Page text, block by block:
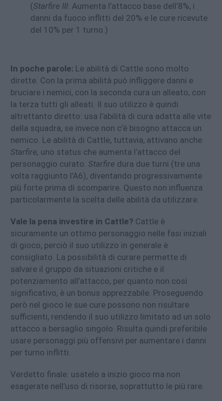
(Starfire III: Aumenta l’attacco base dell’8%, i
danni da fuoco inflitti del 20% e le cure ricevute
del 10% per 1 turno.)
In poche parole: Le abilità di Cattle sono molto
dirette. Con la prima abilità può infliggere danni e
bruciare i nemici, con la seconda cura un alleato, con
la terza tutti gli alleati. Il suo utilizzo è quindi
altrettanto diretto: usa l’abilità di cura adatta alle vite
della squadra, se invece non c’è bisogno attacca un
nemico. Le abilità di Cattle, tuttavia, attivano anche
Starfire, uno status che aumenta l’attacco del
personaggio curato. Starfire dura due turni (tre una
volta raggiunto l’A6), diventando progressivamente
più forte prima di scomparire. Questo non influenza
particolarmente la scelta delle abilità da utilizzare.
Vale la pena investire in Cattle? Cattle è
sicuramente un ottimo personaggio nelle fasi iniziali
di gioco, perciò il suo utilizzo in generale è
consigliato. La possibilità di curare permette di
salvare il gruppo da situazioni critiche e il
potenziamento all’attacco, per quanto non così
significativo, è un bonus apprezzabile. Proseguendo
però nel gioco le sue cure possono non risultare
sufficienti, rendendo il suo utilizzo limitato ad un solo
attacco a bersaglio singolo. Risulta quindi preferibile
usare personaggi più offensivi per aumentare i danni
per turno inflitti.
Verdetto finale: usatelo a inizio gioco ma non
esagerate nell’uso di risorse, soprattutto le più rare.